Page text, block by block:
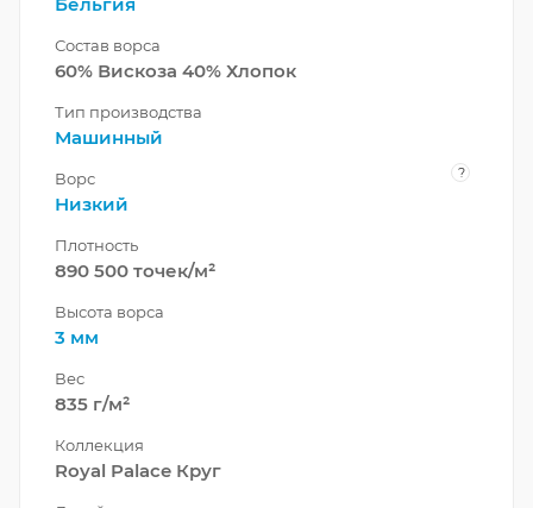
Состав ворса
60% Вискоза 40% Хлопок
Тип производства
Машинный
Ворс ?
Низкий
Плотность
890 500 точек/м²
Высота ворса
3 мм
Вес
835 г/м²
Коллекция
Royal Palace Круг